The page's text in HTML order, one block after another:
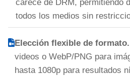
carece de DRM, permitiendo
todos los medios sin
Elección flexible de formato.
videos o WebP/PNG para
hasta 1080p para resultados